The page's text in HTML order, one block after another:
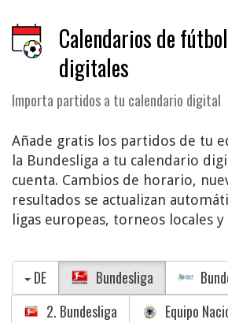
Calendarios de fútbol
digitales
Importa partidos a tu calendario digital
Añade gratis los partidos de tu
la Bundesliga a tu calendario
cuenta. Cambios de horario,
resultados se actualizan
ligas europeas, torneos locales
DE Bundesliga
2. Bundesliga
Equipo